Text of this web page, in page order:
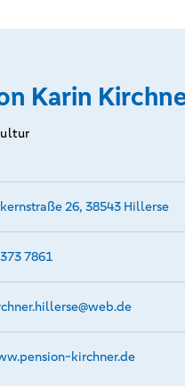
Karin
26, 38543 Hillerse
7861
kirchner.­de